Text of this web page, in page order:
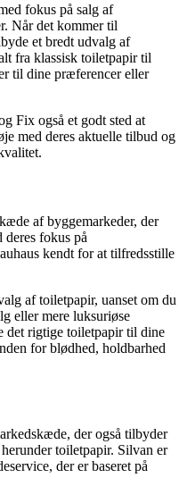
fokus på salg af
Når det kommer til
et bredt udvalg af
fra klassisk toiletpapir til
til dine præferencer eller
Fix også et godt sted at
med deres aktuelle tilbud og
af byggemarkeder, der
deres fokus på
kendt for at tilfredsstille
af toiletpapir, uanset om du
eller mere luksuriøse
det rigtige toiletpapir til dine
for blødhed, holdbarhed
der også tilbyder
toiletpapir. Silvan er
der er baseret på